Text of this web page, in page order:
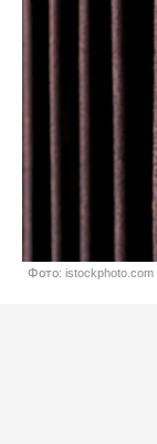
Фото: istockphoto.com